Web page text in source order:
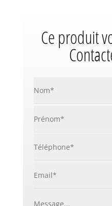
Ce produit